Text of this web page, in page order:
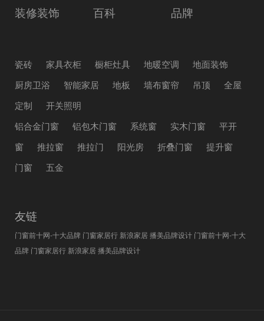
装修装饰
百科 品牌
瓷砖 家具衣柜 橱柜灶具 地暖空调
地面装饰
厨房卫浴
智能家居 地板 墙布窗帘 吊顶
全屋
定制
开关照明
铝合金门窗
铝包木门窗 系统窗 实木门窗
平开
窗
推拉窗 推拉门 阳光房 折叠门窗
提升窗
门窗
五金
友链
门窗前十网-十大品牌 门窗家居行 新浪家居播美品牌设计 门窗前十网-十大
品牌 门窗家居行 新浪家居播美品牌设计